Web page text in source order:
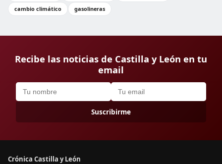
cambio climático
gasolineras
Recibe las noticias de Castilla y León en tu
email
Suscribirme
Crónica Castilla y León